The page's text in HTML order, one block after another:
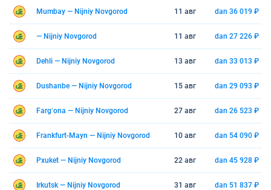
Mumbay — Nijniy Novgorod 11 авг dan 36 019 ₽
— Nijniy Novgorod 11 авг dan 27 226 ₽
Dehli — Nijniy Novgorod 13 авг dan 33 013 ₽
Dushanbe — Nijniy Novgorod 15 авг dan 29 093 ₽
Fargʻona — Nijniy Novgorod 27 авг dan 26 523 ₽
Frankfurt-Mayn — Nijniy Novgorod 10 авг dan 54 090 ₽
Pxuket — Nijniy Novgorod 22 авг dan 45 928 ₽
Irkutsk — Nijniy Novgorod 31 авг dan 51 837 ₽